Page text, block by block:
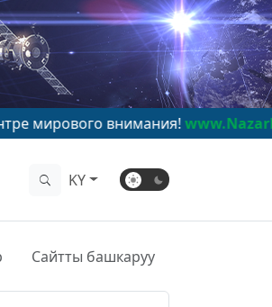
внимания!www.NazarNews.kg
KY
Сайтты башкаруу